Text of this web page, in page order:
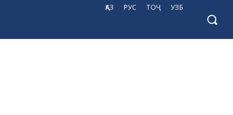
ҚАЗ РУС ТОҶ УЗБ